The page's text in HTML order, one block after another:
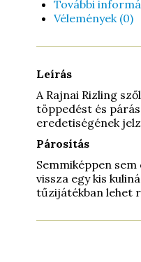
További
Vélemények (0)
Leírás
A Rajnai Rizling
töppedést és
eredetiségének
Párosítás
Semmiképpen
vissza egy kis
tűzijátékban lehet